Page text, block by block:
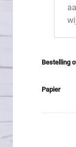
Bestelling
Papier